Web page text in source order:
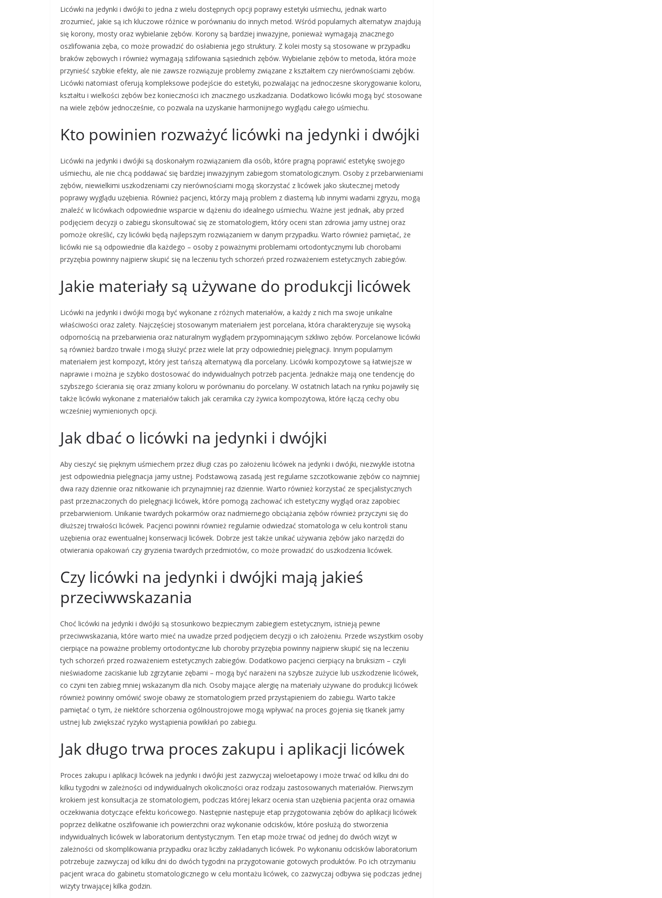
Licówki na jedynki i dwójki to jedna z wielu dostępnych opcji poprawy estetyki uśmiechu, jednak warto
zrozumieć, jakie są ich kluczowe różnice w porównaniu do innych metod. Wśród popularnych alternatyw znajdują
się korony, mosty oraz wybielanie zębów. Korony są bardziej inwazyjne, ponieważ wymagają znacznego
oszlifowania zęba, co może prowadzić do osłabienia jego struktury. Z kolei mosty są stosowane w przypadku
braków zębowych i również wymagają szlifowania sąsiednich zębów. Wybielanie zębów to metoda, która może
przynieść szybkie efekty, ale nie zawsze rozwiązuje problemy związane z kształtem czy nierównościami zębów.
Licówki natomiast oferują kompleksowe podejście do estetyki, pozwalając na jednoczesne skorygowanie koloru,
kształtu i wielkości zębów bez konieczności ich znacznego uszkadzania. Dodatkowo licówki mogą być stosowane
na wiele zębów jednocześnie, co pozwala na uzyskanie harmonijnego wyglądu całego uśmiechu.
Kto powinien rozważyć licówki na jedynki i dwójki
Licówki na jedynki i dwójki są doskonałym rozwiązaniem dla osób, które pragną poprawić estetykę swojego
uśmiechu, ale nie chcą poddawać się bardziej inwazyjnym zabiegom stomatologicznym. Osoby z przebarwieniami
zębów, niewielkimi uszkodzeniami czy nierównościami mogą skorzystać z licówek jako skutecznej metody
poprawy wyglądu uzębienia. Również pacjenci, którzy mają problem z diastemą lub innymi wadami zgryzu, mogą
znaleźć w licówkach odpowiednie wsparcie w dążeniu do idealnego uśmiechu. Ważne jest jednak, aby przed
podjęciem decyzji o zabiegu skonsultować się ze stomatologiem, który oceni stan zdrowia jamy ustnej oraz
pomoże określić, czy licówki będą najlepszym rozwiązaniem w danym przypadku. Warto również pamiętać, że
licówki nie są odpowiednie dla każdego – osoby z poważnymi problemami ortodontycznymi lub chorobami
przyzębia powinny najpierw skupić się na leczeniu tych schorzeń przed rozważeniem estetycznych zabiegów.
Jakie materiały są używane do produkcji licówek
Licówki na jedynki i dwójki mogą być wykonane z różnych materiałów, a każdy z nich ma swoje unikalne
właściwości oraz zalety. Najczęściej stosowanym materiałem jest porcelana, która charakteryzuje się wysoką
odpornością na przebarwienia oraz naturalnym wyglądem przypominającym szkliwo zębów. Porcelanowe licówki
są również bardzo trwałe i mogą służyć przez wiele lat przy odpowiedniej pielęgnacji. Innym popularnym
materiałem jest kompozyt, który jest tańszą alternatywą dla porcelany. Licówki kompozytowe są łatwiejsze w
naprawie i można je szybko dostosować do indywidualnych potrzeb pacjenta. Jednakże mają one tendencję do
szybszego ścierania się oraz zmiany koloru w porównaniu do porcelany. W ostatnich latach na rynku pojawiły się
także licówki wykonane z materiałów takich jak ceramika czy żywica kompozytowa, które łączą cechy obu
wcześniej wymienionych opcji.
Jak dbać o licówki na jedynki i dwójki
Aby cieszyć się pięknym uśmiechem przez długi czas po założeniu licówek na jedynki i dwójki, niezwykle istotna
jest odpowiednia pielęgnacja jamy ustnej. Podstawową zasadą jest regularne szczotkowanie zębów co najmniej
dwa razy dziennie oraz nitkowanie ich przynajmniej raz dziennie. Warto również korzystać ze specjalistycznych
past przeznaczonych do pielęgnacji licówek, które pomogą zachować ich estetyczny wygląd oraz zapobiec
przebarwieniom. Unikanie twardych pokarmów oraz nadmiernego obciążania zębów również przyczyni się do
dłuższej trwałości licówek. Pacjenci powinni również regularnie odwiedzać stomatologa w celu kontroli stanu
uzębienia oraz ewentualnej konserwacji licówek. Dobrze jest także unikać używania zębów jako narzędzi do
otwierania opakowań czy gryzienia twardych przedmiotów, co może prowadzić do uszkodzenia licówek.
Czy licówki na jedynki i dwójki mają jakieś
przeciwwskazania
Choć licówki na jedynki i dwójki są stosunkowo bezpiecznym zabiegiem estetycznym, istnieją pewne
przeciwwskazania, które warto mieć na uwadze przed podjęciem decyzji o ich założeniu. Przede wszystkim osoby
cierpiące na poważne problemy ortodontyczne lub choroby przyzębia powinny najpierw skupić się na leczeniu
tych schorzeń przed rozważeniem estetycznych zabiegów. Dodatkowo pacjenci cierpiący na bruksizm – czyli
nieświadome zaciskanie lub zgrzytanie zębami – mogą być narażeni na szybsze zużycie lub uszkodzenie licówek,
co czyni ten zabieg mniej wskazanym dla nich. Osoby mające alergię na materiały używane do produkcji licówek
również powinny omówić swoje obawy ze stomatologiem przed przystąpieniem do zabiegu. Warto także
pamiętać o tym, że niektóre schorzenia ogólnoustrojowe mogą wpływać na proces gojenia się tkanek jamy
ustnej lub zwiększać ryzyko wystąpienia powikłań po zabiegu.
Jak długo trwa proces zakupu i aplikacji licówek
Proces zakupu i aplikacji licówek na jedynki i dwójki jest zazwyczaj wieloetapowy i może trwać od kilku dni do
kilku tygodni w zależności od indywidualnych okoliczności oraz rodzaju zastosowanych materiałów. Pierwszym
krokiem jest konsultacja ze stomatologiem, podczas której lekarz ocenia stan uzębienia pacjenta oraz omawia
oczekiwania dotyczące efektu końcowego. Następnie następuje etap przygotowania zębów do aplikacji licówek
poprzez delikatne oszlifowanie ich powierzchni oraz wykonanie odcisków, które posłużą do stworzenia
indywidualnych licówek w laboratorium dentystycznym. Ten etap może trwać od jednej do dwóch wizyt w
zależności od skomplikowania przypadku oraz liczby zakładanych licówek. Po wykonaniu odcisków laboratorium
potrzebuje zazwyczaj od kilku dni do dwóch tygodni na przygotowanie gotowych produktów. Po ich otrzymaniu
pacjent wraca do gabinetu stomatologicznego w celu montażu licówek, co zazwyczaj odbywa się podczas jednej
wizyty trwającej kilka godzin.